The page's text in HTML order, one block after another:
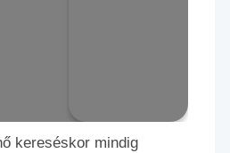
kereséskor mindig